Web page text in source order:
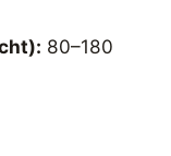
80–180